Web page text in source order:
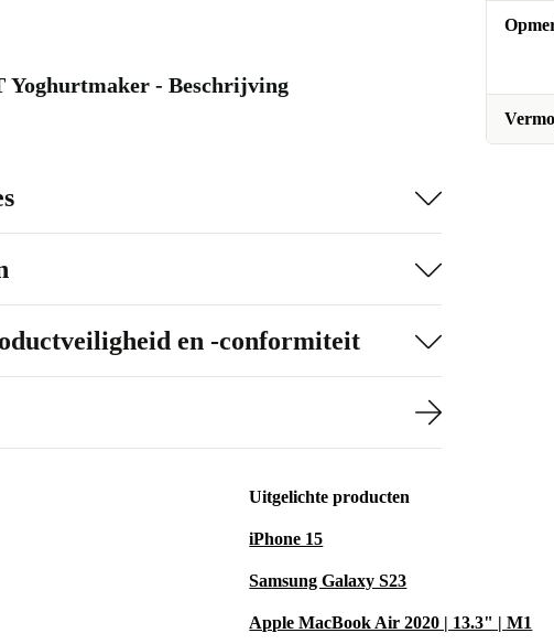
Yoghurtmaker - Beschrijving
en -conformiteit
Uitgelichte producten
iPhone 15
Samsung Galaxy S23
Apple MacBook Air 2020 | 13.3" | M1